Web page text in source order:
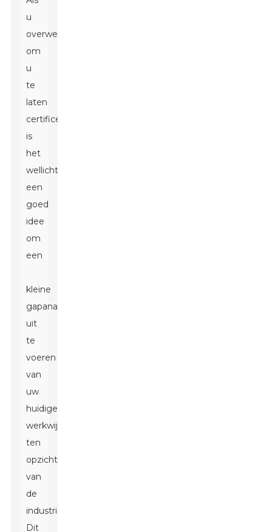
u
overweegt
om
u
te
laten
certificeren,
is
het
wellicht
een
goed
idee
om
een
kleine
gapanalyse
uit
te
voeren
van
uw
huidige
werkwijzen
ten
opzichte
van
de
industrienormen.
Dit